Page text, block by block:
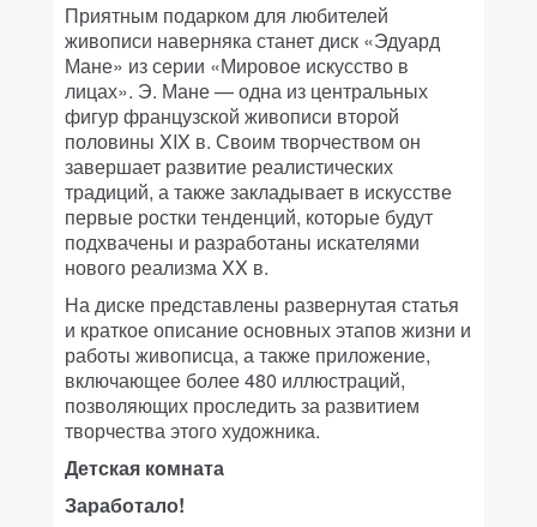
Приятным подарком для любителей
живописи наверняка станет диск «Эдуард
Мане» из серии «Мировое искусство в
лицах». Э. Мане — одна из центральных
фигур французской живописи второй
половины XIX в. Своим творчеством он
завершает развитие реалистических
традиций, а также закладывает в искусстве
первые ростки тенденций, которые будут
подхвачены и разработаны искателями
нового реализма XX в.
На диске представлены развернутая статья
и краткое описание основных этапов жизни и
работы живописца, а также приложение,
включающее более 480 иллюстраций,
позволяющих проследить за развитием
творчества этого художника.
Детская комната
Заработало!